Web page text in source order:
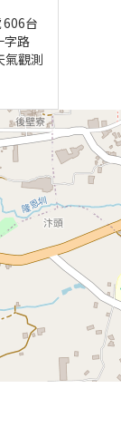
台
字路
氣觀測